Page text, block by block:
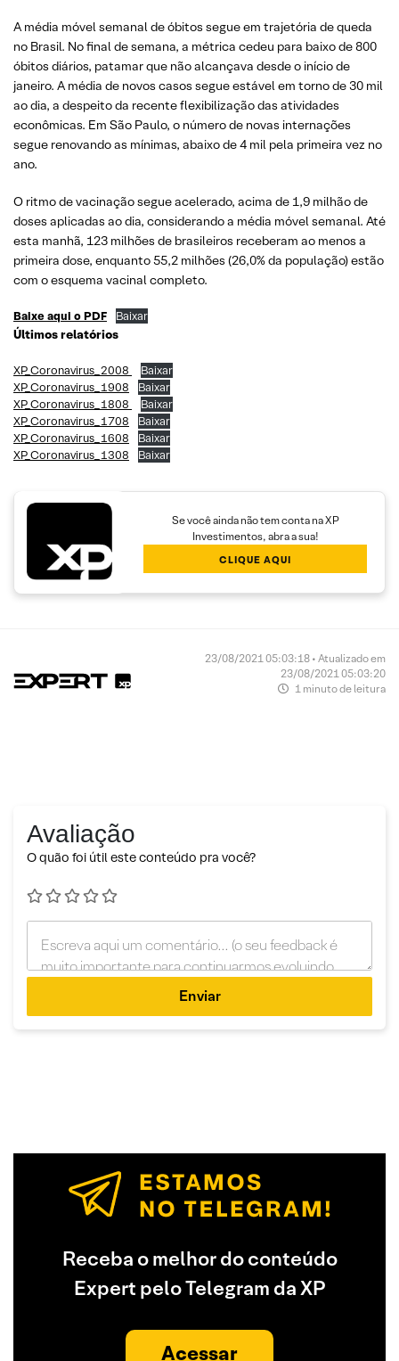
A média móvel semanal de óbitos segue em trajetória de queda
no Brasil. No final de semana, a métrica cedeu para baixo de 800
óbitos diários, patamar que não alcançava desde o início de
janeiro. A média de novos casos segue estável em torno de 30 mil
ao dia, a despeito da recente flexibilização das atividades
econômicas. Em São Paulo, o número de novas internações
segue renovando as mínimas, abaixo de 4 mil pela primeira vez no
ano.
O ritmo de vacinação segue acelerado, acima de 1,9 milhão de
doses aplicadas ao dia, considerando a média móvel semanal. Até
esta manhã, 123 milhões de brasileiros receberam ao menos a
primeira dose, enquanto 55,2 milhões (26,0% da população) estão
com o esquema vacinal completo.
Baixe aqui o PDF Baixar
Últimos relatórios
XP_Coronavirus_2008
Baixar
XP_Coronavirus_1908
Baixar
XP_Coronavirus_1808
Baixar
XP_Coronavirus_1708
Baixar
XP_Coronavirus_1608
Baixar
XP_Coronavirus_1308
Baixar
Se você ainda não tem conta na XP
Investimentos, abra a sua!
CLIQUE AQUI
23/08/2021 05:03:18 • Atualizado em
23/08/2021 05:03:20
1 minuto de leitura
Avaliação
O quão foi útil este conteúdo pra você?
Enviar
Receba o melhor do conteúdo
Expert pelo Telegram da XP
Acessar